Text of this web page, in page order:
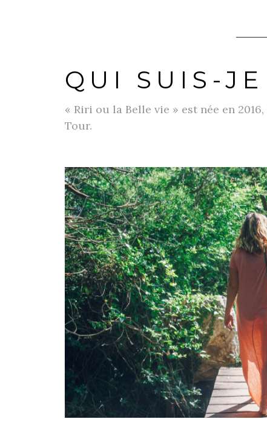
QUI SUIS-JE
« Riri ou la Belle vie » est née en
Tour.